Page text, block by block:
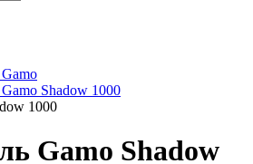
Shadow 1000
1000
Gamo Shadow